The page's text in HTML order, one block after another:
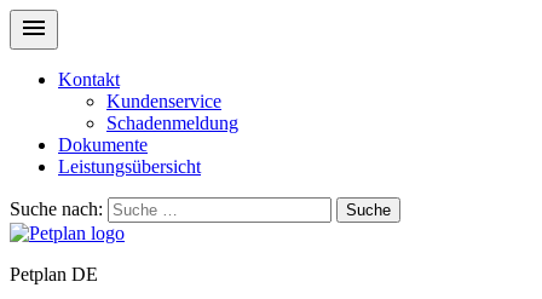
Kontakt
Kundenservice
Schadenmeldung
Dokumente
Leistungsübersicht
Suche nach: Suche
Petplan DE